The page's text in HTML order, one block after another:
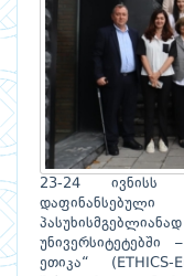
23-24 ივნისს
ეთიკა“